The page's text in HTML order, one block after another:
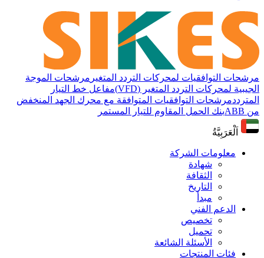
مرشحات التوافقيات لمحركات التردد المتغير مرشحات الموجة
الجيبية لمحركات التردد المتغير (VFD)
مفاعل خط التيار
المترددمرشحات التوافقيات المتوافقة مع محرك الجهد المنخفض
من ABB
بنك الحمل المقاوم للتيار المستمر
اَلْعَرَبِيَّةُ
معلومات الشركة
شهادة
الثقافة
التاريخ
مبدأ
الدعم الفني
تخصيص
تحميل
الأسئلة الشائعة
فئات المنتجات